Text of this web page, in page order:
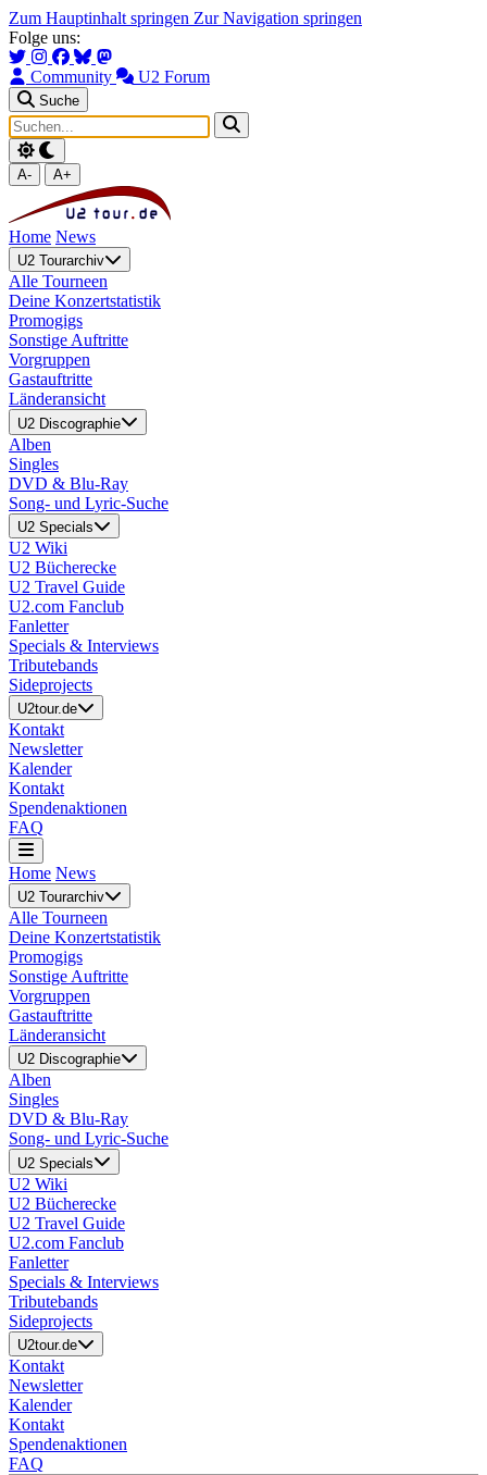
Zum Hauptinhalt springen Zur Navigation springen
Folge uns:
Community U2 Forum
Suche
A- A+
Home News
U2 Tourarchiv
Alle Tourneen
Deine Konzertstatistik
Promogigs
Sonstige Auftritte
Vorgruppen
Gastauftritte
Länderansicht
U2 Discographie
Alben
Singles
DVD & Blu-Ray
Song- und Lyric-Suche
U2 Specials
U2 Wiki
U2 Bücherecke
U2 Travel Guide
U2.com Fanclub
Fanletter
Specials & Interviews
Tributebands
Sideprojects
U2tour.de
Kontakt
Newsletter
Kalender
Kontakt
Spendenaktionen
FAQ
Home News
U2 Tourarchiv
Alle Tourneen
Deine Konzertstatistik
Promogigs
Sonstige Auftritte
Vorgruppen
Gastauftritte
Länderansicht
U2 Discographie
Alben
Singles
DVD & Blu-Ray
Song- und Lyric-Suche
U2 Specials
U2 Wiki
U2 Bücherecke
U2 Travel Guide
U2.com Fanclub
Fanletter
Specials & Interviews
Tributebands
Sideprojects
U2tour.de
Kontakt
Newsletter
Kalender
Kontakt
Spendenaktionen
FAQ